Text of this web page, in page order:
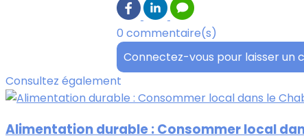
0 commentaire(s)
Connectez-vous pour laisser un
Consultez également
Alimentation durable : Consommer local